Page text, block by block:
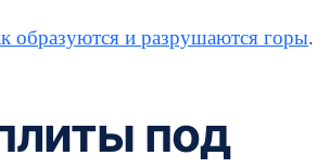
образуются и разрушаются горы.
под